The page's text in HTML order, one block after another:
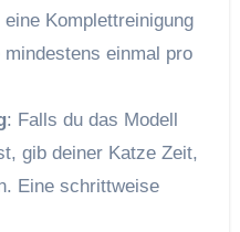
Komplettreinigung
einmal pro
: Falls du das Modell
gib deiner Katze Zeit,
Eine schrittweise